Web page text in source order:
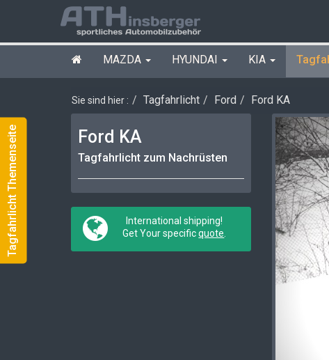
Tagfahrlicht Themenseite
MAZDA HYUNDAI KIA
Sie sind hier : Tagfahrlicht Ford Ford KA
Ford KA
Tagfahrlicht zum Nachrüsten
International shipping!
Get Your specificquote